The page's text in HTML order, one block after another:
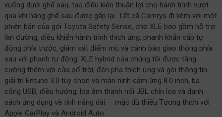
xuống dưới ghế sau, tạo điều kiện thuận lợi cho hành trình vượt
qua khi hàng ghế sau được gấp lại. Tất cả Camrys đi kèm với một
phiên bản của gói Toyota Safety Sense, cho XLE bao gồm hỗ trợ
làn đường, điều khiển hành trình thích ứng, phanh khẩn cấp tự
động phía trước, giám sát điểm mù và cảnh báo giao thông phía
sau với phanh tự động. XLE hybrid của chúng tôi được tăng
cường thêm với cửa sổ trời, đèn pha thích ứng và gói thông tin
giải trí Entune 3.0 tùy chọn và màn hình cảm ứng 8.0 inch, ba
cổng USB, điều hướng, loa âm thanh nổi JBL chín loa và danh
sách ứng dụng và tính năng dài — mặc dù thiếu Tương thích với
Apple CarPlay và Android Auto.